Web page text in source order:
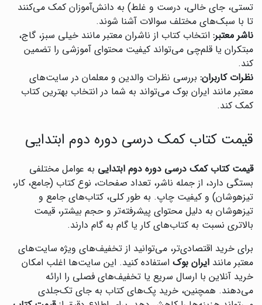
تستی، جای خالی، درست و غلط) به دانش‌آموزان کمک می‌کنند
تا با سبک‌های مختلف سوالات آشنا شوند.
ناشر معتبر: انتخاب کتاب از ناشران معتبر مانند خیلی سبز، گاج،
مبتکران یا قلم‌چی می‌تواند کیفیت محتوای آموزشی را تضمین
کند.
نظرات کاربران: بررسی نظرات والدین و معلمان در سایت‌های
معتبر مانند ایران بوک می‌تواند به شما در انتخاب بهترین کتاب
کمک کند.
قیمت کتاب کمک درسی دوره دوم ابتدایی
قیمت کتاب کمک درسی دوره دوم ابتدایی به عوامل مختلفی
بستگی دارد، از جمله ناشر، تعداد صفحات، نوع کتاب (جامع، کار،
تیزهوشان) و کیفیت چاپ. به طور کلی، کتاب‌های جامع و
تیزهوشان به دلیل محتوای پیشرفته‌تر و حجم بیشتر، قیمت
بالاتری نسبت به کتاب‌های کار یا گام به گام دارند.
برای خرید اقتصادی‌تر، می‌توانید از تخفیف‌های ویژه سایت‌های
معتبر مانند ایران بوک استفاده کنید. این سایت‌ها اغلب امکان
خرید آنلاین با ارسال سریع یا تخفیف‌های فصلی را ارائه
می‌دهند. همچنین، خرید پک‌های کتاب به جای تک‌جلدی